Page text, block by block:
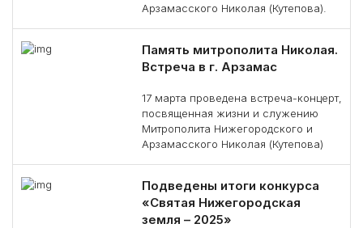
Арзамасского Николая (Кутепова).
Память митрополита Николая.
Встреча в г. Арзамас
17 марта проведена встреча-концерт,
посвященная жизни и служению
Митрополита Нижегородского и
Арзамасского Николая (Кутепова)
Подведены итоги конкурса
«Святая Нижегородская
земля – 2025»